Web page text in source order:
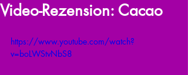
Video-Rezension: Cacao
https://www.youtube.com/watch?
v=boLWStvNbS8